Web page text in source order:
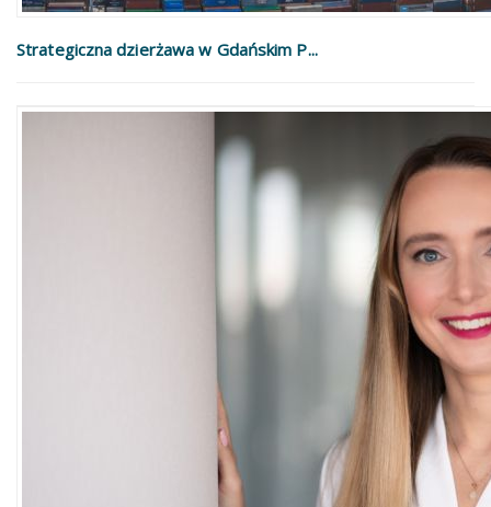
Strategiczna dzierżawa w Gdańskim P...